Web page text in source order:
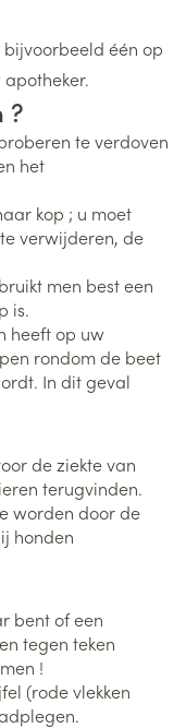
één op
?
te verdoven
het
kop ; u moet
verwijderen, de
men best een
is.
heeft op uw
rondom de beet
In dit geval
de ziekte van
terugvinden.
worden door de
honden
bent of een
tegen teken
!
(rode vlekken